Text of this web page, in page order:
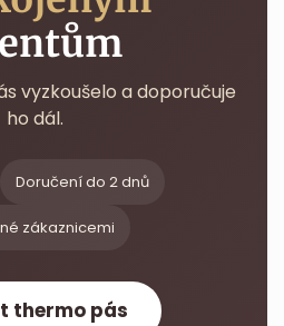
vyzkoušelo a doporučuje
ho dál.
Doručení do 2 dnů
zákaznicemi
thermo pás